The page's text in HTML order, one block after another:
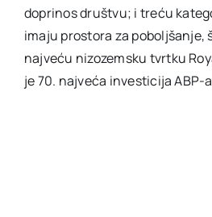
doprinos društvu; i treću
imaju prostora za poboljšanje,
najveću nizozemsku tvrtku
je 70. najveća investicija ABP-